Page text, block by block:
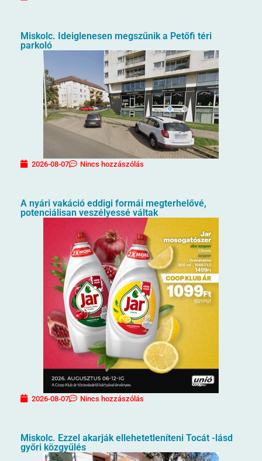
Miskolc. Ideiglenesen megszűnik a Petőfi téri
parkoló
2026-08-07 Nincs hozzászólás
A nyári vakáció eddigi formái megterhelővé,
potenciálisan veszélyessé váltak
2026-08-07 Nincs hozzászólás
Miskolc. Ezzel akarják ellehetetleníteni Tocát -lásd
győri közgyűlés